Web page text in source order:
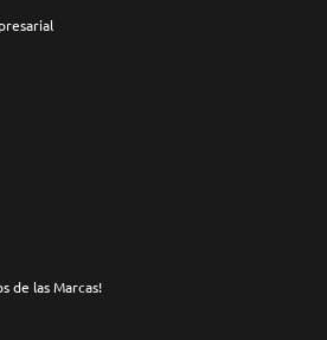
de las Marcas!